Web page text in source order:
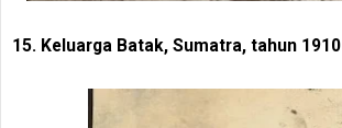
15. Keluarga Batak, Sumatra, tahun 1910